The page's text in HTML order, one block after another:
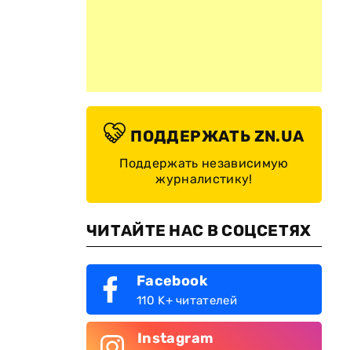
ПОДДЕРЖАТЬ ZN.UA
Поддержать независимую
журналистику!
ЧИТАЙТЕ НАС В СОЦСЕТЯХ
Facebook
110 K+ читателей
Instagram